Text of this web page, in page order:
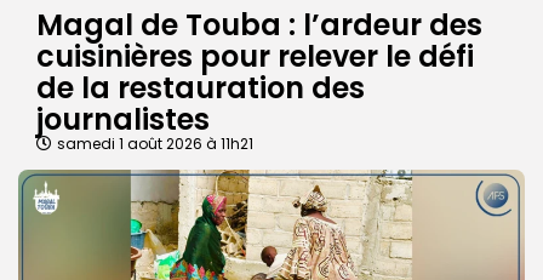
Magal de Touba : l’ardeur des
cuisinières pour relever le défi
de la restauration des
journalistes
samedi 1 août 2026 à 11h21